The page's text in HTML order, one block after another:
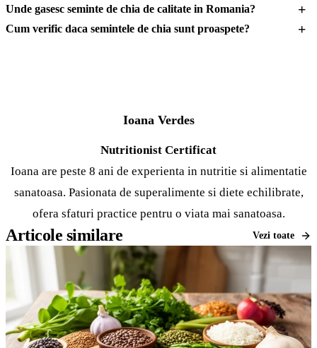
Unde gasesc seminte de chia de calitate in Romania? +
Cum verific daca semintele de chia sunt proaspete? +
Ioana Verdes
Nutritionist Certificat
Ioana are peste 8 ani de experienta in nutritie si alimentatie
sanatoasa. Pasionata de superalimente si diete echilibrate,
ofera sfaturi practice pentru o viata mai sanatoasa.
Articole similare Vezi toate